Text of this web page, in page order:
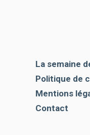
La semaine
Politique de
Mentions
Contact